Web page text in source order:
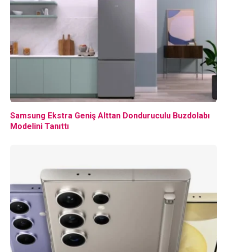
Samsung Ekstra Geniş Alttan Donduruculu Buzdolabı
Modelini Tanıttı